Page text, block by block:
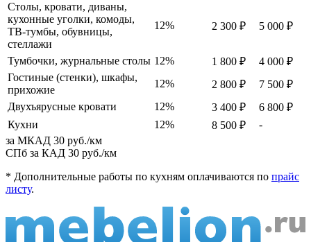
Столы, кровати, диваны,
кухонные уголки, комоды,
ТВ-тумбы, обувницы,
стеллажи
12% 2 300 ₽ 5 000 ₽
Тумбочки, журнальные столы 12% 1 800 ₽
4 000 ₽
Гостиные (стенки), шкафы,
прихожие
12% 2 800 ₽
7 500 ₽
Двухъярусные кровати
12% 3 400 ₽
6 800 ₽
Кухни
12% 8 500 ₽
-
за МКАД 30 руб./км
СПб за КАД 30 руб./км
* Дополнительные работы по кухням оплачиваются по прайс
листу.